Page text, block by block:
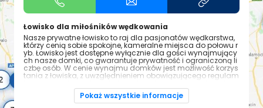
Łowisko dla miłośników wędkowania
Nasze prywatne łowisko to raj dla pasjonatów wędkarstwa,
którzy cenią sobie spokojne, kameralne miejsca do połowu r
yb. Łowisko jest dostępne wyłącznie dla gości wynajmujący
ch nasze domki, co gwarantuje prywatność i ograniczoną li
czbę osób. W cenie wynajmu domków jest możliwość korzys
tania z łowiska, z uwzględnieniem obowiązującego regulam
Pokaż wszystkie informacje